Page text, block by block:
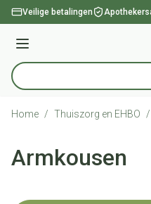
Ga naar de inhoud
Veilige betalingen
Menu
Product, merk, categorie...
Home / Thuiszorg en EHBO /
Armkousen